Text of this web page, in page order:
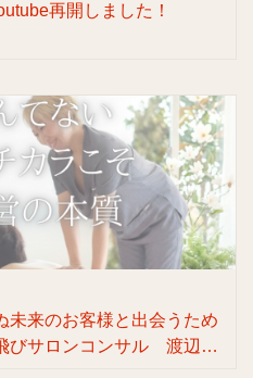
再開しました！
未来のお客様と出会うため
びサロンコンサル 渡辺マ